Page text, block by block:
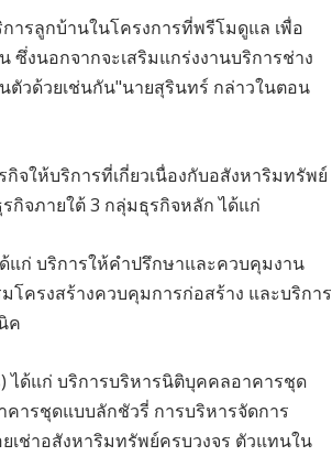
ารลูกบ้านในโครงการที่พรีโมดูแล เพื่อ
งนอกจากจะเสริมแกร่งงานบริการช่าง
ตัวด้วยเช่นกัน"นายสุรินทร์ กล่าวในตอน
จให้บริการที่เกี่ยวเนื่องกับอสังหาริมทรัพย์
กิจภายใต้ 3 กลุ่มธุรกิจหลัก ได้แก่
แก่ บริการให้คำปรึกษาและควบคุมงาน
โครงสร้างควบคุมการก่อสร้าง และบริการ
ค
ได้แก่ บริการบริหารนิติบุคคลอาคารชุด
ารชุดแบบลักชัวรี่ การบริหารจัดการ
เช่าอสังหาริมทรัพย์ครบวงจร ตัวแทนใน